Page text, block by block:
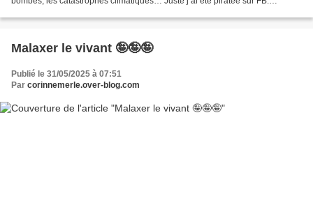
Malaxer le vivant 🤪🤪🤪
Publié le 31/05/2025 à 07:51
Par corinnemerle.over-blog.com